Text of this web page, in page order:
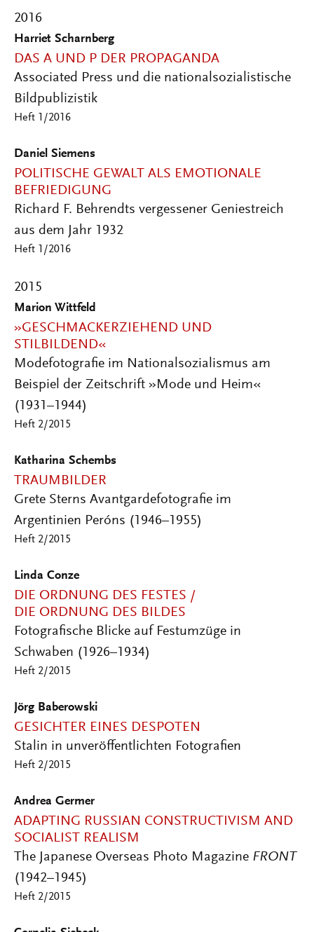
2016
Harriet Scharnberg
DAS A UND P DER PROPAGANDA
Associated Press und die nationalsozialistische
Bildpublizistik
Heft 1/2016
Daniel Siemens
POLITISCHE GEWALT ALS EMOTIONALE
BEFRIEDIGUNG
Richard F. Behrendts vergessener Geniestreich
aus dem Jahr 1932
Heft 1/2016
2015
Marion Wittfeld
»GESCHMACKERZIEHEND UND
STILBILDEND«
Modefotografie im Nationalsozialismus am
Beispiel der Zeitschrift »Mode und Heim«
(1931–1944)
Heft 2/2015
Katharina Schembs
TRAUMBILDER
Grete Sterns Avantgardefotografie im
Argentinien Peróns (1946–1955)
Heft 2/2015
Linda Conze
DIE ORDNUNG DES FESTES /
DIE ORDNUNG DES BILDES
Fotografische Blicke auf Festumzüge in
Schwaben (1926–1934)
Heft 2/2015
Jörg Baberowski
GESICHTER EINES DESPOTEN
Stalin in unveröffentlichten Fotografien
Heft 2/2015
Andrea Germer
ADAPTING RUSSIAN CONSTRUCTIVISM AND
SOCIALIST REALISM
The Japanese Overseas Photo Magazine FRONT
(1942–1945)
Heft 2/2015